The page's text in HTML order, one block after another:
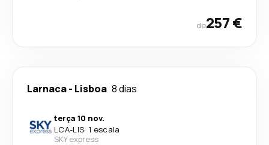
de257 €
Larnaca- Lisboa 8 dias
terça 10 nov.
LCA-LIS· 1 escala
SKY express